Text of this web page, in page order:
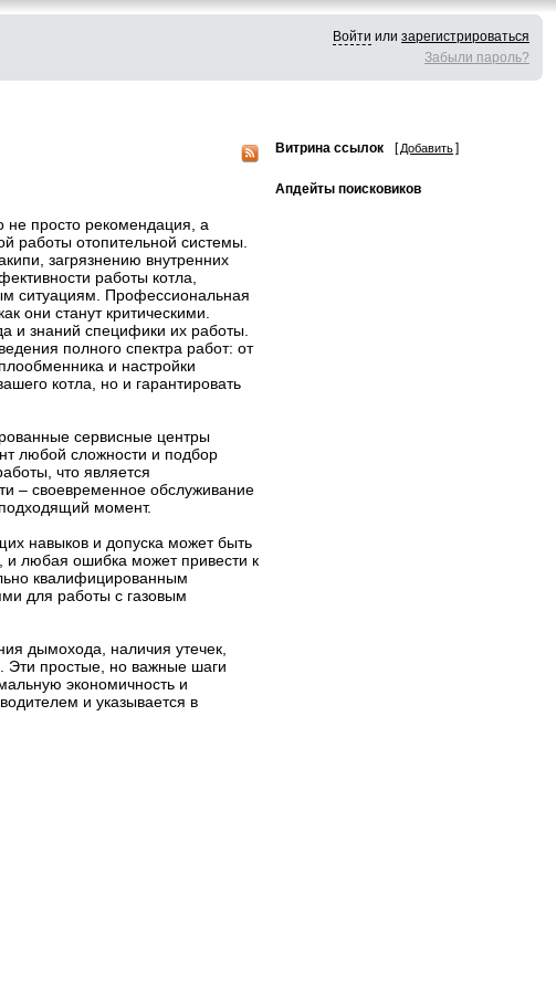
Войти или зарегистрироваться
Забыли пароль?
не просто рекомендация, а
работы отопительной системы.
загрязнению внутренних
работы котла,
ситуациям. Профессиональная
они станут критическими.
и знаний специфики их работы.
полного спектра работ: от
и настройки
котла, но и гарантировать
сервисные центры
любой сложности и подбор
что является
– своевременное обслуживание
момент.
навыков и допуска может быть
любая ошибка может привести к
квалифицированным
для работы с газовым
дымохода, наличия утечек,
Эти простые, но важные шаги
экономичность и
и указывается в
Витрина ссылок [ Добавить]
Апдейты поисковиков